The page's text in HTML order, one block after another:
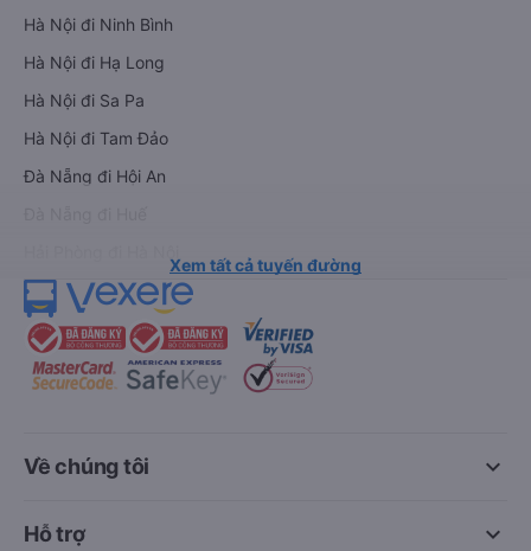
Hà Nội đi Ninh Bình
Hà Nội đi Hạ Long
Hà Nội đi Sa Pa
Hà Nội đi Tam Đảo
Đà Nẵng đi Hội An
Xem tất cả tuyến đường
keyboard_arrow_down
Về chúng tôi
keyboard_arrow_down
Hỗ trợ